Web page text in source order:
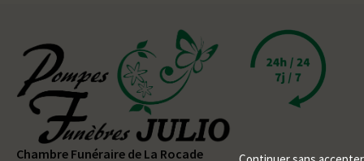
Chambre Funéraire de La Rocade